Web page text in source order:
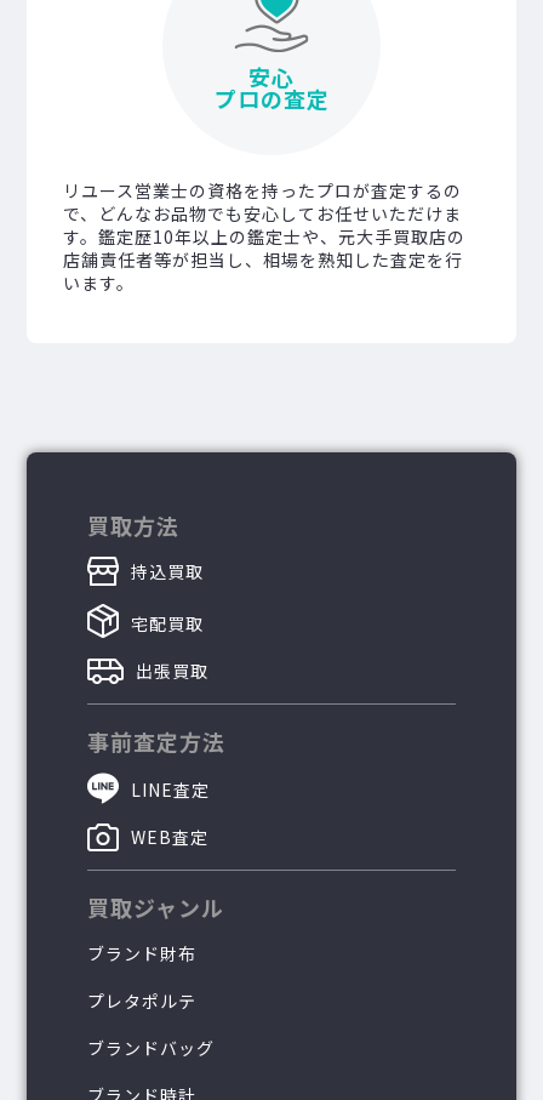
買取方法
持込買取
宅配買取
出張買取
事前査定方法
LINE査定
WEB査定
買取ジャンル
ブランド財布
プレタポルテ
ブランドバッグ
ブランド時計
安心
プロの査定
リユース営業士の資格を持ったプロが査定するの
で、どんなお品物でも安心してお任せいただけま
す。鑑定歴10年以上の鑑定士や、元大手買取店の
店舗責任者等が担当し、相場を熟知した査定を行
います。